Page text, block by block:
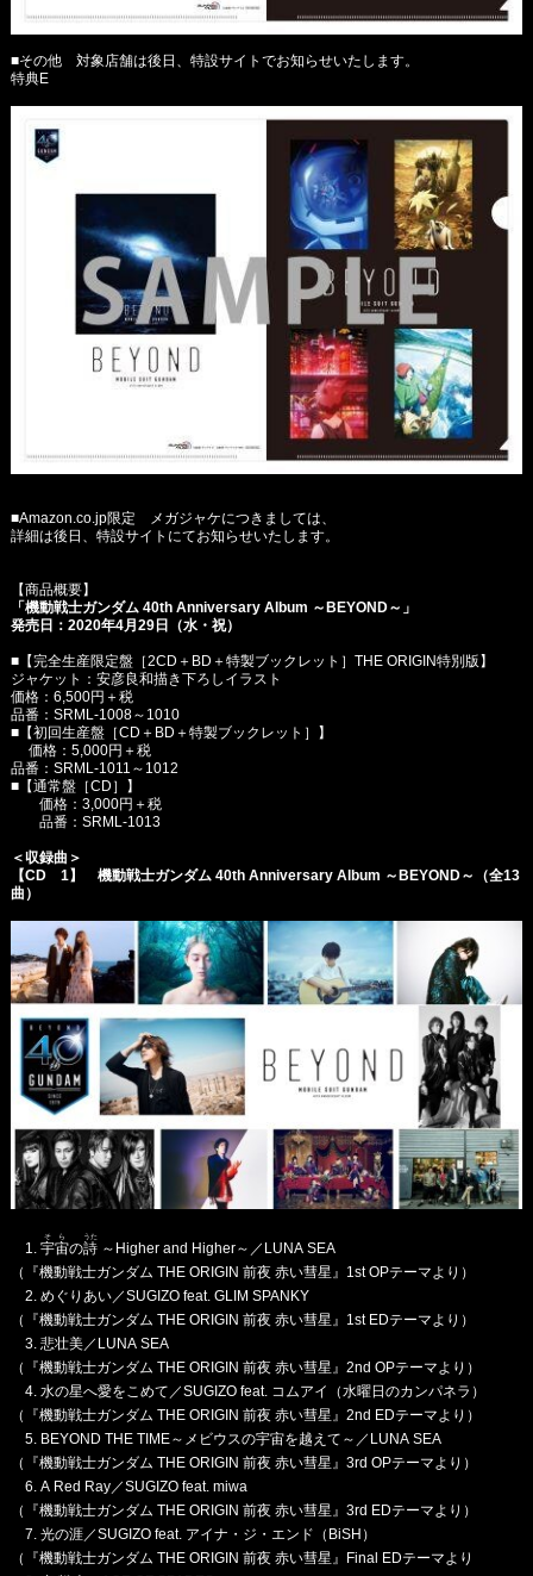
■その他 対象店舗は後日、特設サイトでお知らせいたします。
特典E
■Amazon.co.jp限定 メガジャケにつきましては、
詳細は後日、特設サイトにてお知らせいたします。
【商品概要】
「機動戦士ガンダム 40th Anniversary Album ～BEYOND～」
発売日：2020年4月29日（水・祝）
■【完全生産限定盤［2CD＋BD＋特製ブックレット］THE ORIGIN特別版】
ジャケット：安彦良和描き下ろしイラスト
価格：6,500円＋税
品番：SRML-1008～1010
■【初回生産盤［CD＋BD＋特製ブックレット］】
価格：5,000円＋税
品番：SRML-1011～1012
■【通常盤［CD］】
価格：3,000円＋税
品番：SRML-1013
＜収録曲＞
【CD 1】 機動戦士ガンダム 40th Anniversary Album ～BEYOND～（全13
曲）
宇宙
そら
の詩
うた
～Higher and Higher～／LUNA SEA
（『機動戦士ガンダム THE ORIGIN 前夜 赤い彗星』1st OPテーマより）
めぐりあい／SUGIZO feat. GLIM SPANKY
（『機動戦士ガンダム THE ORIGIN 前夜 赤い彗星』1st EDテーマより）
悲壮美／LUNA SEA
（『機動戦士ガンダム THE ORIGIN 前夜 赤い彗星』2nd OPテーマより）
水の星へ愛をこめて／SUGIZO feat. コムアイ（水曜日のカンパネラ）
（『機動戦士ガンダム THE ORIGIN 前夜 赤い彗星』2nd EDテーマより）
BEYOND THE TIME～メビウスの宇宙を越えて～／LUNA SEA
（『機動戦士ガンダム THE ORIGIN 前夜 赤い彗星』3rd OPテーマより）
A Red Ray／SUGIZO feat. miwa
（『機動戦士ガンダム THE ORIGIN 前夜 赤い彗星』3rd EDテーマより）
光の涯／SUGIZO feat. アイナ・ジ・エンド（BiSH）
（『機動戦士ガンダム THE ORIGIN 前夜 赤い彗星』Final EDテーマより